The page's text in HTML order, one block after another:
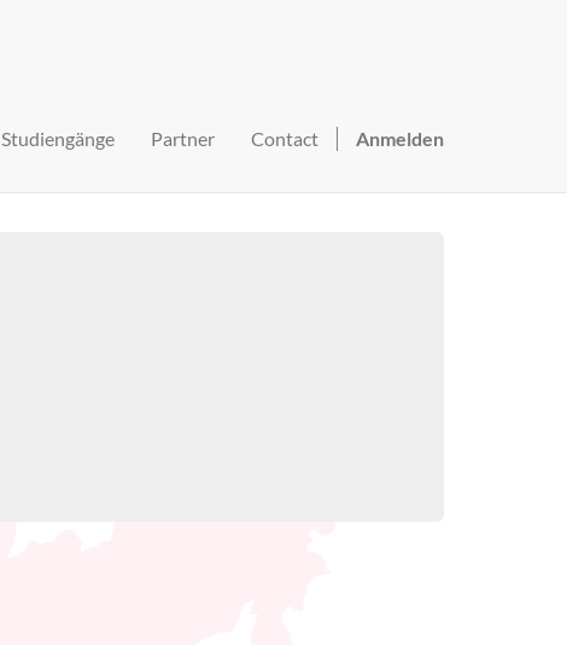
Studiengänge Partner Contact Anmelden